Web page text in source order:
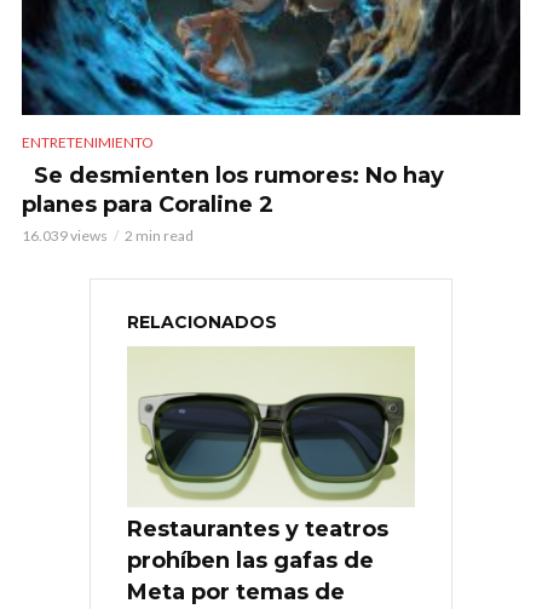
ENTRETENIMIENTO
Se desmienten los rumores: No hay
planes para Coraline 2
16.039 views 2 min read
RELACIONADOS
Restaurantes y teatros
prohíben las gafas de
Meta por temas de